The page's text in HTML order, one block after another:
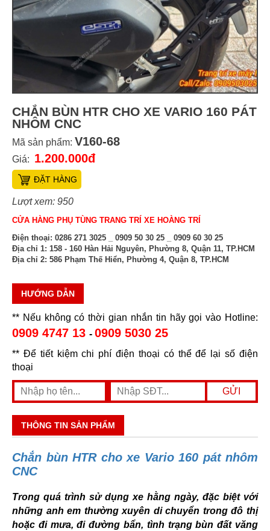
CHẮN BÙN HTR CHO XE VARIO 160 PÁT
NHÔM CNC
Mã sản phẩm: V160-68
Giá: 1.200.000đ
ĐẶT HÀNG
Lượt xem: 950
CỬA HÀNG PHỤ TÙNG TRANG TRÍ XE HOÀNG TRÍ
Điện thoại: 0286 271 3025 _ 0909 50 30 25 _ 0909 60 30 25
Địa chỉ 1: 158 - 160 Hàn Hải Nguyên, Phường 8, Quận 11, TP.HCM
Địa chỉ 2: 586 Phạm Thế Hiển, Phường 4, Quận 8, TP.HCM
HƯỚNG DẪN
** Nếu không có thời gian nhắn tin hãy gọi vào Hotline:
0909 4747 13 - 0909 5030 25
** Để tiết kiệm chi phí điện thoại có thể để lại số điện
thoại
THÔNG TIN SẢN PHẨM
Chắn bùn HTR cho xe Vario 160 pát nhôm
CNC
Trong quá trình sử dụng xe hằng ngày, đặc biệt với
những anh em thường xuyên di chuyển trong đô thị
hoặc đi mưa, đi đường bẩn, tình trạng bùn đất văng